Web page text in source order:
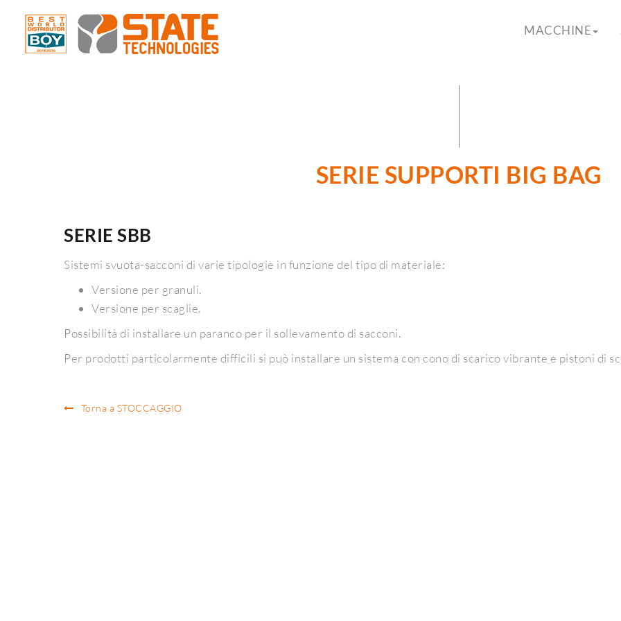
MACCHINE
SERIE SUPPORTI BIG BAG
SERIE SBB
Sistemi svuota-sacconi di varie tipologie in funzione del tipo di materiale:
Versione per granuli.
Versione per scaglie.
Possibilità di installare un paranco per il sollevamento di sacconi.
Per prodotti particolarmente difficili si può installare un sistema con cono di scarico vibrante e pistoni di
Torna a STOCCAGGIO